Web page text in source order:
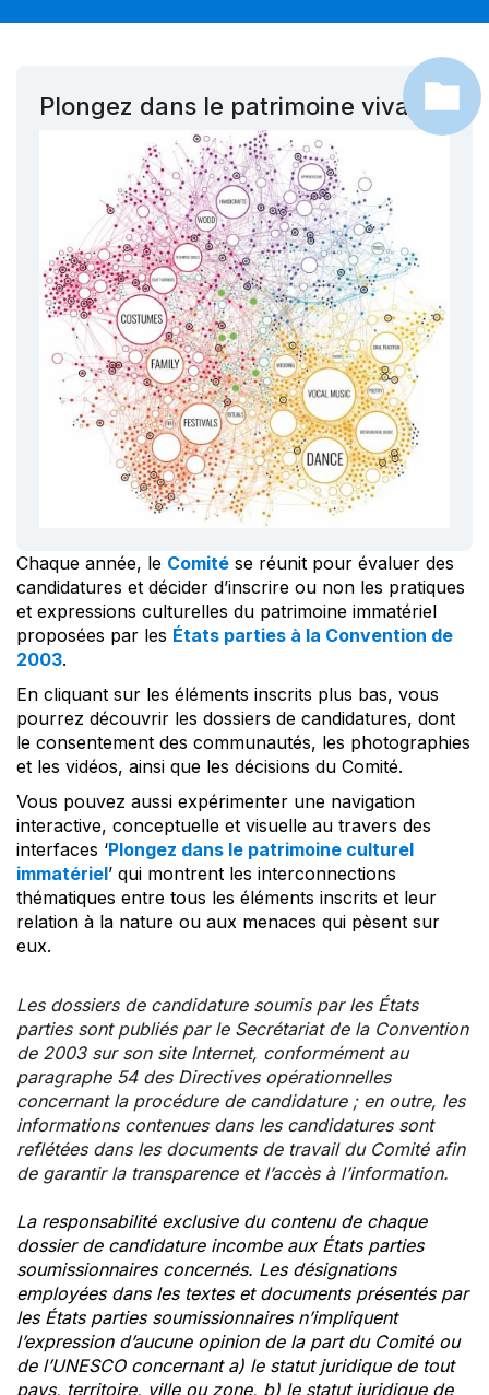
Plongez dans le patrimoine vivant !
Chaque année, le Comité se réunit pour évaluer des
candidatures et décider d’inscrire ou non les pratiques
et expressions culturelles du patrimoine immatériel
proposées par les États parties à la Convention de
2003.
En cliquant sur les éléments inscrits plus bas, vous
pourrez découvrir les dossiers de candidatures, dont
le consentement des communautés, les photographies
et les vidéos, ainsi que les décisions du Comité.
Vous pouvez aussi expérimenter une navigation
interactive, conceptuelle et visuelle au travers des
interfaces ‘Plongez dans le patrimoine culturel
immatériel’ qui montrent les interconnections
thématiques entre tous les éléments inscrits et leur
relation à la nature ou aux menaces qui pèsent sur
eux.
Les dossiers de candidature soumis par les États
parties sont publiés par le Secrétariat de la Convention
de 2003 sur son site Internet, conformément au
paragraphe 54 des Directives opérationnelles
concernant la procédure de candidature ; en outre, les
informations contenues dans les candidatures sont
reflétées dans les documents de travail du Comité afin
de garantir la transparence et l’accès à l’information.
La responsabilité exclusive du contenu de chaque
dossier de candidature incombe aux États parties
soumissionnaires concernés. Les désignations
employées dans les textes et documents présentés par
les États parties soumissionnaires n’impliquent
l’expression d’aucune opinion de la part du Comité ou
de l’UNESCO concernant a) le statut juridique de tout
pays, territoire, ville ou zone, b) le statut juridique de